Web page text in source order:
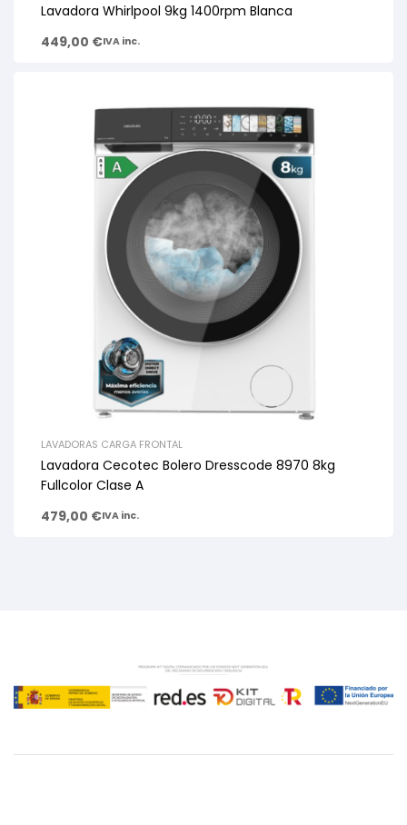
Lavadora Whirlpool 9kg 1400rpm Blanca
449,00 €IVA inc.
LAVADORAS CARGA FRONTAL
Lavadora Cecotec Bolero Dresscode 8970 8kg
Fullcolor Clase A
479,00 €IVA inc.